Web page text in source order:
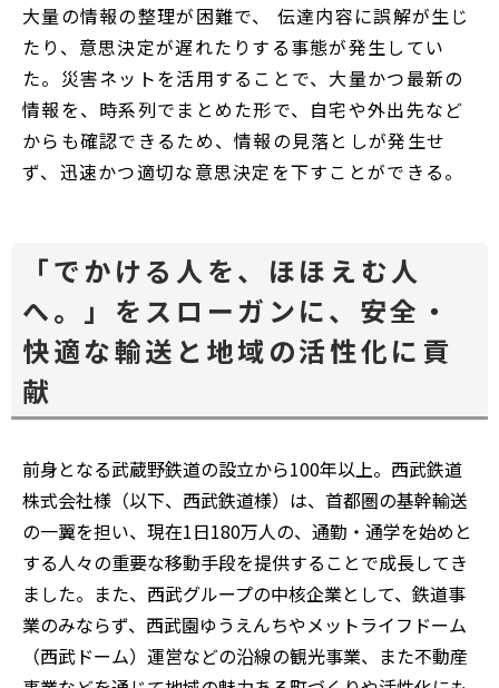
大量の情報の整理が困難で、 伝達内容に誤解が生じ
たり、意思決定が遅れたりする事態が発生してい
た。災害ネットを活用することで、大量かつ最新の
情報を、時系列でまとめた形で、自宅や外出先など
からも確認できるため、情報の見落としが発生せ
ず、迅速かつ適切な意思決定を下すことができる。
「でかける人を、ほほえむ人
へ。」をスローガンに、安全・
快適な輸送と地域の活性化に貢
献
前身となる武蔵野鉄道の設立から100年以上。西武鉄道
株式会社様（以下、西武鉄道様）は、首都圏の基幹輸送
の一翼を担い、現在1日180万人の、通勤・通学を始めと
する人々の重要な移動手段を提供することで成長してき
ました。また、西武グループの中核企業として、鉄道事
業のみならず、西武園ゆうえんちやメットライフドーム
（西武ドーム）運営などの沿線の観光事業、また不動産